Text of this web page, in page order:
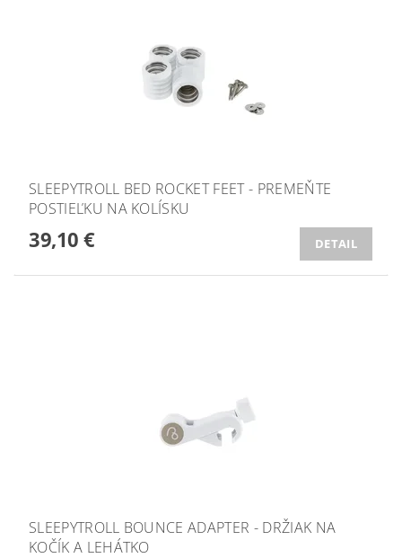
SLEEPYTROLL BED ROCKET FEET - PREMEŇTE
POSTIEĽKU NA KOLÍSKU
39,10 € DETAIL
SLEEPYTROLL BOUNCE ADAPTER - DRŽIAK NA
KOČÍK A LEHÁTKO